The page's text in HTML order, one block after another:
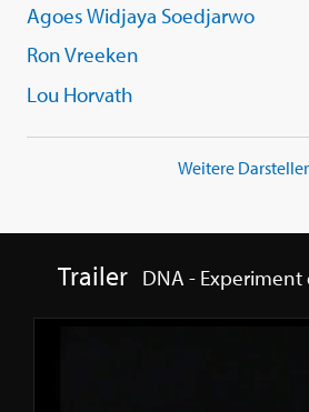
Agoes Widjaya Soedjarwo
Ron Vreeken
Lou Horvath
Weitere
Trailer DNA - Experiment